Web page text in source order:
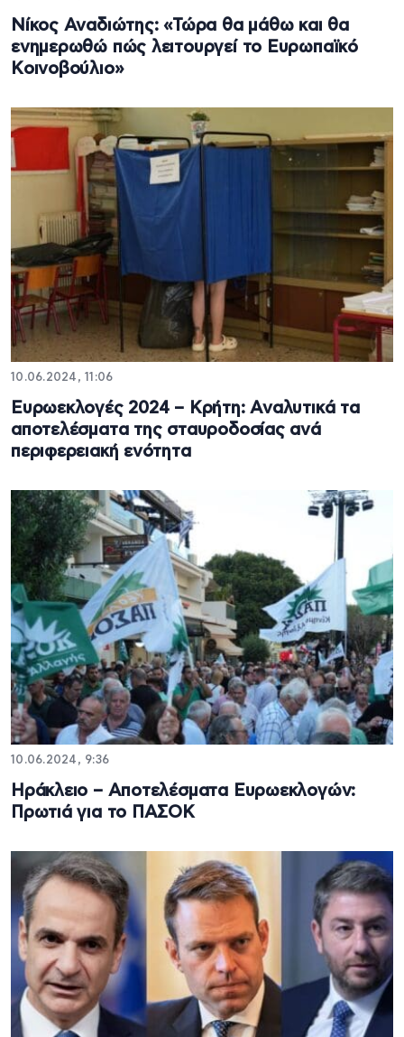
Νίκος Αναδιώτης: «Τώρα θα μάθω και θα
ενημερωθώ πώς λειτουργεί το Eυρωπαϊκό
Kοινοβούλιο»
10.06.2024, 11:06
Ευρωεκλογές 2024 – Κρήτη: Αναλυτικά τα
αποτελέσματα της σταυροδοσίας ανά
περιφερειακή ενότητα
10.06.2024, 9:36
Ηράκλειο – Αποτελέσματα Ευρωεκλογών:
Πρωτιά για το ΠΑΣΟΚ